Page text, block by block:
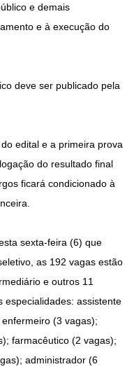
e demais
e à execução do
deve ser publicado pela
edital e a primeira prova
do resultado final
ficará condicionado à
sexta-feira (6) que
as 192 vagas estão
e outros 11
especialidades: assistente
(3 vagas);
farmacêutico (2 vagas);
administrador (6